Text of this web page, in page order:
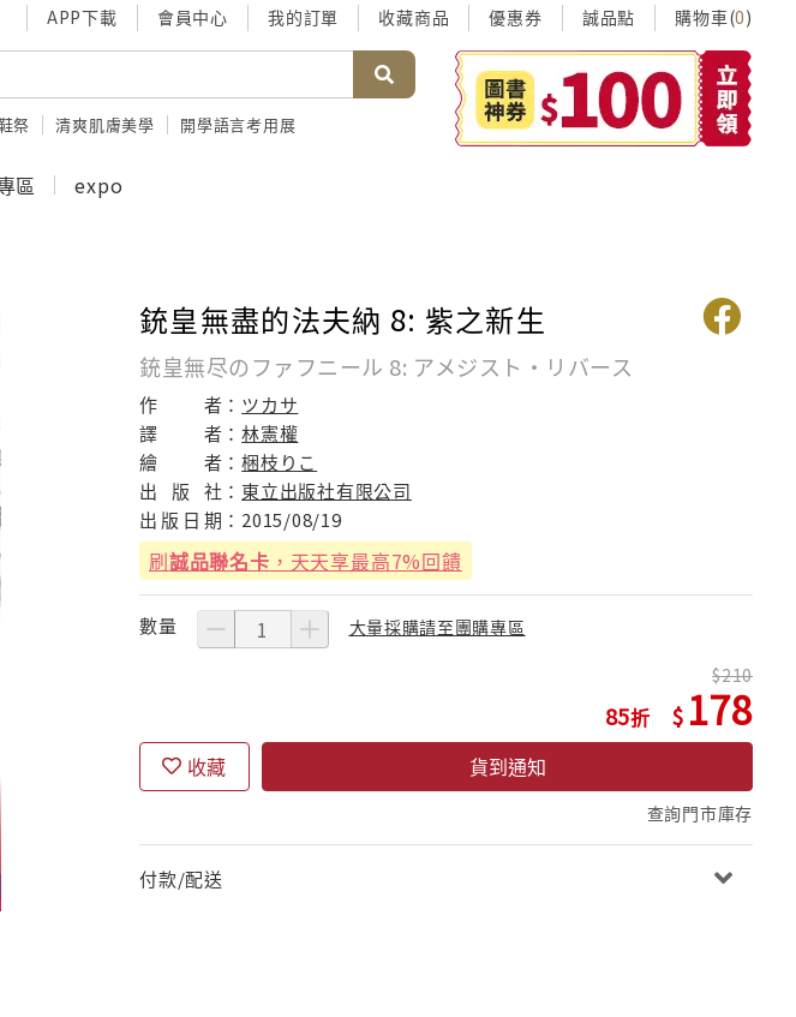
APP下載 會員中心 我的訂單 收藏商品 優惠券 誠品點 購物車(0)
祭 清爽肌膚美學 開學語言考用展
區 expo
銃皇無盡的法夫納 8: 紫之新生
銃皇無尽のファフニール 8: アメジスト・リバース
作 者： ツカサ
譯
者：林憲權
繪
者：梱枝りこ
出
版 社： 東立出版社有限公司
出 版 日 期： 2015/08/19
刷誠品聯名卡 ，天天享最高7%回饋
數量 大量採購請至團購專區
85
210
178
收藏 貨到通知
查詢門市庫存
付款/配送